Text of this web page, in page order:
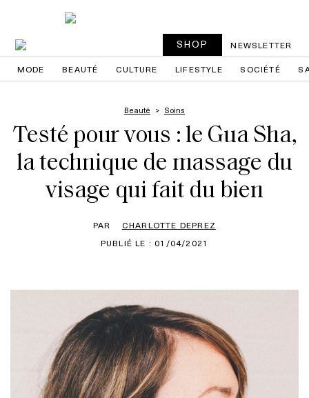
SHOP
NEWSLETTER
MODE
BEAUTÉ CULTURE LIFESTYLE SOCIÉTÉ
Beauté Soins
Testé pour vous : le Gua Sha,
la technique de massage du
visage qui fait du bien
PAR
CHARLOTTE DEPREZ
PUBLIÉ LE : 01/04/2021